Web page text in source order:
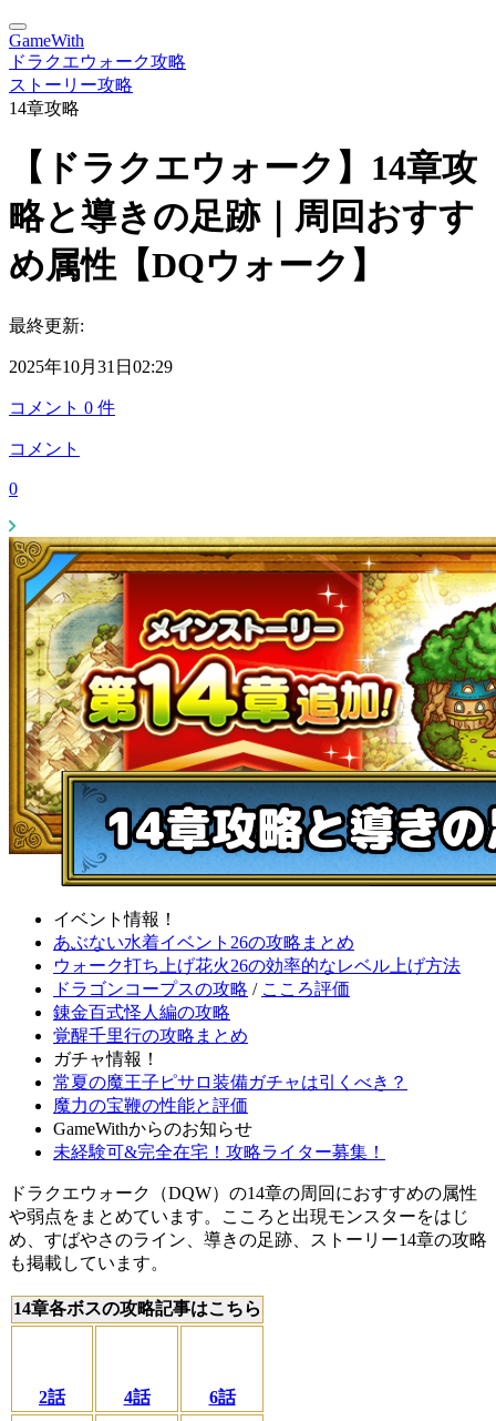
GameWith
ドラクエウォーク攻略
ストーリー攻略
14章攻略
【ドラクエウォーク】14章攻
略と導きの足跡｜周回おすす
め属性【DQウォーク】
最終更新:
2025年10月31日02:29
コメント 0 件
コメント
0
イベント情報！
あぶない水着イベント26の攻略まとめ
ウォーク打ち上げ花火26の効率的なレベル上げ方法
ドラゴンコープスの攻略 / こころ評価
錬金百式怪人編の攻略
覚醒千里行の攻略まとめ
ガチャ情報！
常夏の魔王子ピサロ装備ガチャは引くべき？
魔力の宝鞭の性能と評価
GameWithからのお知らせ
未経験可&完全在宅！攻略ライター募集！
ドラクエウォーク（DQW）の14章の周回におすすめの属性
や弱点をまとめています。こころと出現モンスターをはじ
め、すばやさのライン、導きの足跡、ストーリー14章の攻略
も掲載しています。
14章各ボスの攻略記事はこちら
2話 4話 6話